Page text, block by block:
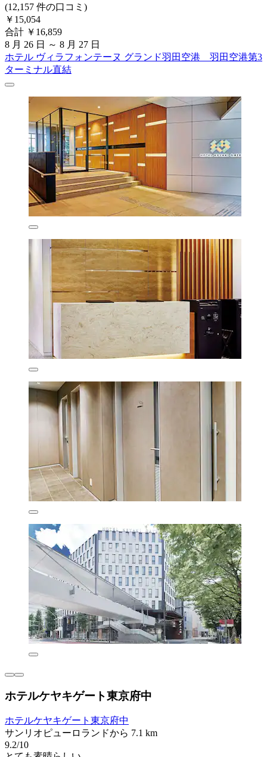
(12,157 件の口コミ)
￥15,054
合計 ￥16,859
8 月 26 日 ～ 8 月 27 日
ホテル ヴィラフォンテーヌ グランド羽田空港 羽田空港第3
ターミナル直結
ホテルケヤキゲート東京府中
ホテルケヤキゲート東京府中
サンリオピューロランドから 7.1 km
9.2/10